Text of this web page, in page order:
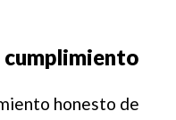
cumplimiento
honesto de